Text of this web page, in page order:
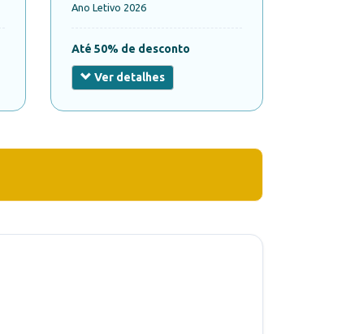
Ano Letivo 2026
Até 50% de desconto
Ver detalhes